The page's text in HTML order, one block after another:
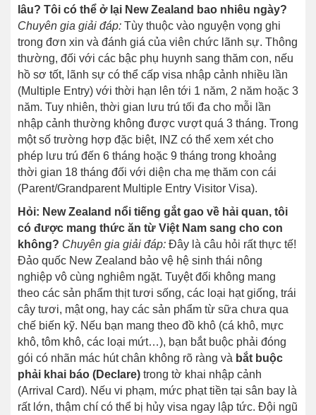
lâu? Tôi có thể ở lại New Zealand bao nhiêu ngày?
Chuyên gia giải đáp: Tùy thuộc vào nguyện vọng ghi
trong đơn xin và đánh giá của viên chức lãnh sự. Thông
thường, đối với các bậc phụ huynh sang thăm con, nếu
hồ sơ tốt, lãnh sự có thể cấp visa nhập cảnh nhiều lần
(Multiple Entry) với thời hạn lên tới 1 năm, 2 năm hoặc 3
năm. Tuy nhiên, thời gian lưu trú tối đa cho mỗi lần
nhập cảnh thường không được vượt quá 3 tháng. Trong
một số trường hợp đặc biệt, INZ có thể xem xét cho
phép lưu trú đến 6 tháng hoặc 9 tháng trong khoảng
thời gian 18 tháng đối với diện cha mẹ thăm con cái
(Parent/Grandparent Multiple Entry Visitor Visa).
Hỏi: New Zealand nổi tiếng gắt gao về hải quan, tôi
có được mang thức ăn từ Việt Nam sang cho con
không? Chuyên gia giải đáp: Đây là câu hỏi rất thực tế!
Đảo quốc New Zealand bảo vệ hệ sinh thái nông
nghiệp vô cùng nghiêm ngặt. Tuyệt đối không mang
theo các sản phẩm thịt tươi sống, các loại hạt giống, trái
cây tươi, mật ong, hay các sản phẩm từ sữa chưa qua
chế biến kỹ. Nếu bạn mang theo đồ khô (cá khô, mực
khô, tôm khô, các loại mứt…), bạn bắt buộc phải đóng
gói có nhãn mác hút chân không rõ ràng và bắt buộc
phải khai báo (Declare) trong tờ khai nhập cảnh
(Arrival Card). Nếu vi phạm, mức phạt tiền tại sân bay là
rất lớn, thậm chí có thể bị hủy visa ngay lập tức. Đội ngũ